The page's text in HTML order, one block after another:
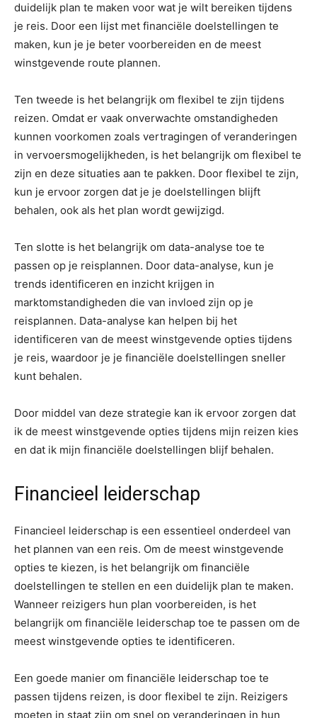
duidelijk plan te maken voor wat je wilt bereiken tijdens
je reis. Door een lijst met financiële doelstellingen te
maken, kun je je beter voorbereiden en de meest
winstgevende route plannen.
Ten tweede is het belangrijk om flexibel te zijn tijdens
reizen. Omdat er vaak onverwachte omstandigheden
kunnen voorkomen zoals vertragingen of veranderingen
in vervoersmogelijkheden, is het belangrijk om flexibel te
zijn en deze situaties aan te pakken. Door flexibel te zijn,
kun je ervoor zorgen dat je je doelstellingen blijft
behalen, ook als het plan wordt gewijzigd.
Ten slotte is het belangrijk om data-analyse toe te
passen op je reisplannen. Door data-analyse, kun je
trends identificeren en inzicht krijgen in
marktomstandigheden die van invloed zijn op je
reisplannen. Data-analyse kan helpen bij het
identificeren van de meest winstgevende opties tijdens
je reis, waardoor je je financiële doelstellingen sneller
kunt behalen.
Door middel van deze strategie kan ik ervoor zorgen dat
ik de meest winstgevende opties tijdens mijn reizen kies
en dat ik mijn financiële doelstellingen blijf behalen.
Financieel leiderschap
Financieel leiderschap is een essentieel onderdeel van
het plannen van een reis. Om de meest winstgevende
opties te kiezen, is het belangrijk om financiële
doelstellingen te stellen en een duidelijk plan te maken.
Wanneer reizigers hun plan voorbereiden, is het
belangrijk om financiële leiderschap toe te passen om de
meest winstgevende opties te identificeren.
Een goede manier om financiële leiderschap toe te
passen tijdens reizen, is door flexibel te zijn. Reizigers
moeten in staat zijn om snel op veranderingen in hun